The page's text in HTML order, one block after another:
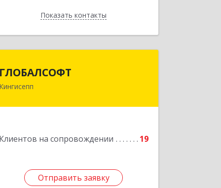
Показать контакты
Назад
ГЛОБАЛСОФТ
Кингисепп
Клиентов на сопровождении 19
Отправить заявку
Подробнее
Отправить заявку